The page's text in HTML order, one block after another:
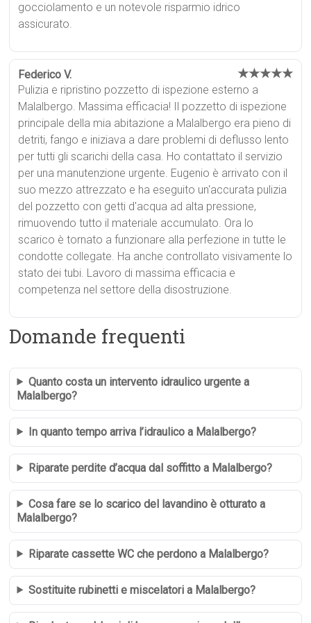
gocciolamento e un notevole risparmio idrico
assicurato.
Federico V. ★★★★★
Pulizia e ripristino pozzetto di ispezione esterno a
Malalbergo. Massima efficacia! Il pozzetto di ispezione
principale della mia abitazione a Malalbergo era pieno di
detriti, fango e iniziava a dare problemi di deflusso lento
per tutti gli scarichi della casa. Ho contattato il servizio
per una manutenzione urgente. Eugenio è arrivato con il
suo mezzo attrezzato e ha eseguito un'accurata pulizia
del pozzetto con getti d'acqua ad alta pressione,
rimuovendo tutto il materiale accumulato. Ora lo
scarico è tornato a funzionare alla perfezione in tutte le
condotte collegate. Ha anche controllato visivamente lo
stato dei tubi. Lavoro di massima efficacia e
competenza nel settore della disostruzione.
Domande frequenti
Quanto costa un intervento idraulico urgente a
Malalbergo?
In quanto tempo arriva l’idraulico a Malalbergo?
Riparate perdite d’acqua dal soffitto a Malalbergo?
Cosa fare se lo scarico del lavandino è otturato a
Malalbergo?
Riparate cassette WC che perdono a Malalbergo?
Sostituite rubinetti e miscelatori a Malalbergo?